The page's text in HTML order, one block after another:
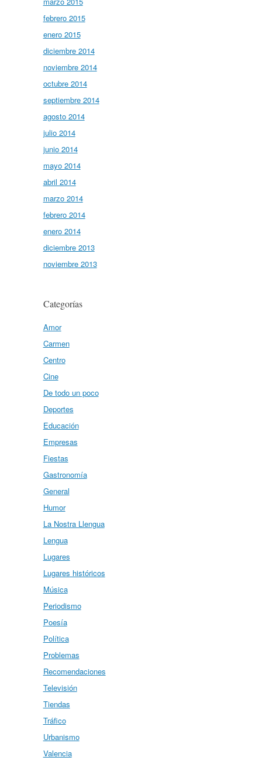
febrero 2015
enero 2015
diciembre 2014
noviembre 2014
octubre 2014
septiembre 2014
agosto 2014
julio 2014
junio 2014
mayo 2014
abril 2014
marzo 2014
febrero 2014
enero 2014
diciembre 2013
noviembre 2013
Categorías
Amor
Carmen
Centro
Cine
De todo un poco
Deportes
Educación
Empresas
Fiestas
Gastronomía
General
Humor
La Nostra Llengua
Lengua
Lugares
Lugares históricos
Música
Periodismo
Poesía
Política
Problemas
Recomendaciones
Televisión
Tiendas
Tráfico
Urbanismo
Valencia